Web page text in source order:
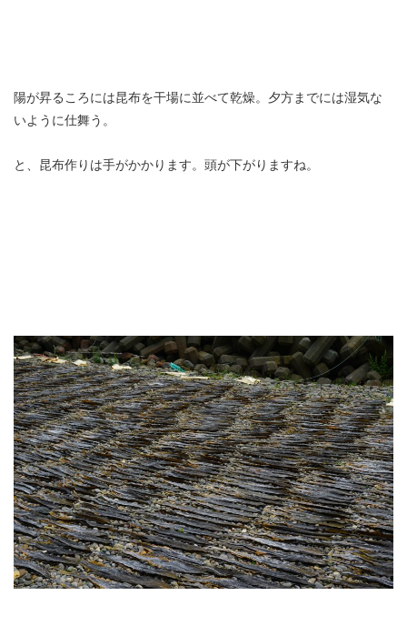
陽が昇るころには昆布を干場に並べて乾燥。夕方までには湿気な
いように仕舞う。
と、昆布作りは手がかかります。頭が下がりますね。